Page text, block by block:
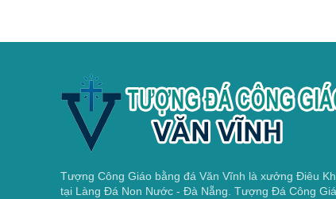
Tượng Công Giáo bằng đá Văn Vĩnh là xưởng Điêu
tại Làng Đá Non Nước - Đà Nẵng. Tượng Đá Công